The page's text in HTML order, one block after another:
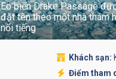
Eo biển Drake Passage
đặt tên theo một nhà thám
nổi tiếng
Khách sạn:
Điểm tham